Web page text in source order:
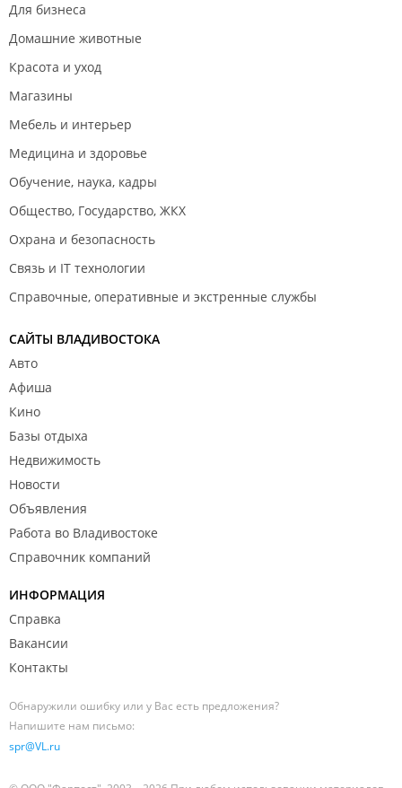
Для бизнеса
Домашние животные
Красота и уход
Магазины
Мебель и интерьер
Медицина и здоровье
Обучение, наука, кадры
Общество, Государство, ЖКХ
Охрана и безопасность
Связь и IT технологии
Справочные, оперативные и экстренные службы
САЙТЫ ВЛАДИВОСТОКА
Авто
Афиша
Кино
Базы отдыха
Недвижимость
Новости
Объявления
Работа во Владивостоке
Справочник компаний
ИНФОРМАЦИЯ
Справка
Вакансии
Контакты
Обнаружили ошибку или у Вас есть предложения?
Напишите нам письмо:
spr@VL.ru